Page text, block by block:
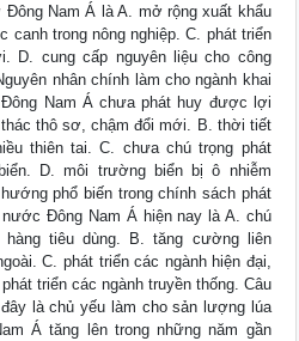
Nam Á là A. mở rộng xuất khẩu
canh trong nông nghiệp. C. phát triển
D. cung cấp nguyên liệu cho công
nhân chính làm cho ngành khai
Nam Á chưa phát huy được lợi
thô sơ, chậm đổi mới. B. thời tiết
thiên tai. C. chưa chú trọng phát
D. môi trường biển bị ô nhiễm
phổ biến trong chính sách phát
Đông Nam Á hiện nay là A. chú
hàng tiêu dùng. B. tăng cường liên
C. phát triển các ngành hiện đại,
triển các ngành truyền thống. Câu
là chủ yếu làm cho sản lượng lúa
Á tăng lên trong những năm gần